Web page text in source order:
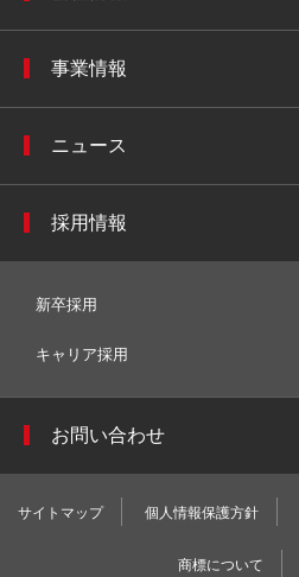
事業情報
ニュース
採用情報
新卒採用
キャリア採用
お問い合わせ
サイトマップ 個人情報保護方針
商標について